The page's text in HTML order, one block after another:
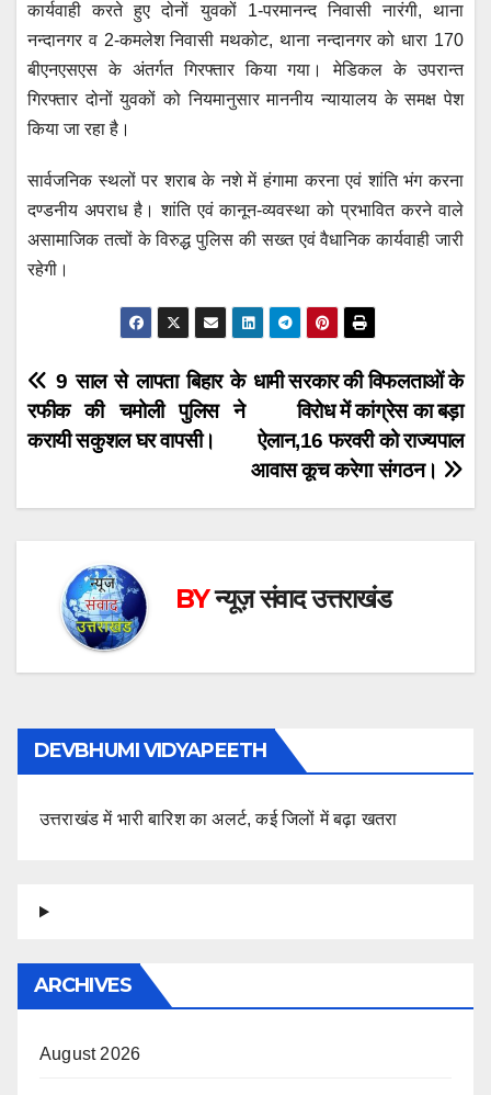
कार्यवाही करते हुए दोनों युवकों 1-परमानन्द निवासी नारंगी, थाना
नन्दानगर व 2-कमलेश निवासी मथकोट, थाना नन्दानगर को धारा 170
बीएनएसएस के अंतर्गत गिरफ्तार किया गया। मेडिकल के उपरान्त
गिरफ्तार दोनों युवकों को नियमानुसार माननीय न्यायालय के समक्ष पेश
किया जा रहा है।
सार्वजनिक स्थलों पर शराब के नशे में हंगामा करना एवं शांति भंग करना
दण्डनीय अपराध है। शांति एवं कानून-व्यवस्था को प्रभावित करने वाले
असामाजिक तत्वों के विरुद्ध पुलिस की सख्त एवं वैधानिक कार्यवाही जारी
रहेगी।
Post
navigation
धामी सरकार की विफलताओं के
विरोध में कांग्रेस का बड़ा
ऐलान,16 फरवरी को राज्यपाल
आवास कूच करेगा संगठन।
9 साल से लापता बिहार के
रफीक की चमोली पुलिस ने
करायी सकुशल घर वापसी।
BYन्यूज़ संवाद उत्तराखंड
DEVBHUMI VIDYAPEETH
उत्तराखंड में भारी बारिश का अलर्ट, कई जिलों में बढ़ा खतरा
ARCHIVES
August 2026